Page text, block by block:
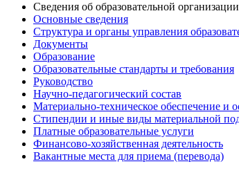
Сведения об образовательной организации
Основные сведения
Структура и органы управления
Документы
Образование
Образовательные стандарты и требования
Руководство
Научно-педагогический состав
Материально-техническое обеспечение и
Стипендии и иные виды материальной
Платные образовательные услуги
Финансово-хозяйственная деятельность
Вакантные места для приема (перевода)